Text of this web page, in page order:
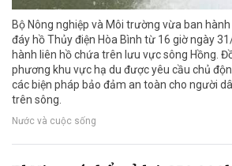
Bộ Nông nghiệp và Môi trường vừa ban
đáy hồ Thủy điện Hòa Bình từ 16 giờ ngày
hành liên hồ chứa trên lưu vực sông Hồng.
phương khu vực hạ du được yêu cầu chủ
các biện pháp bảo đảm an toàn cho người
trên sông.
Nước và cuộc sống